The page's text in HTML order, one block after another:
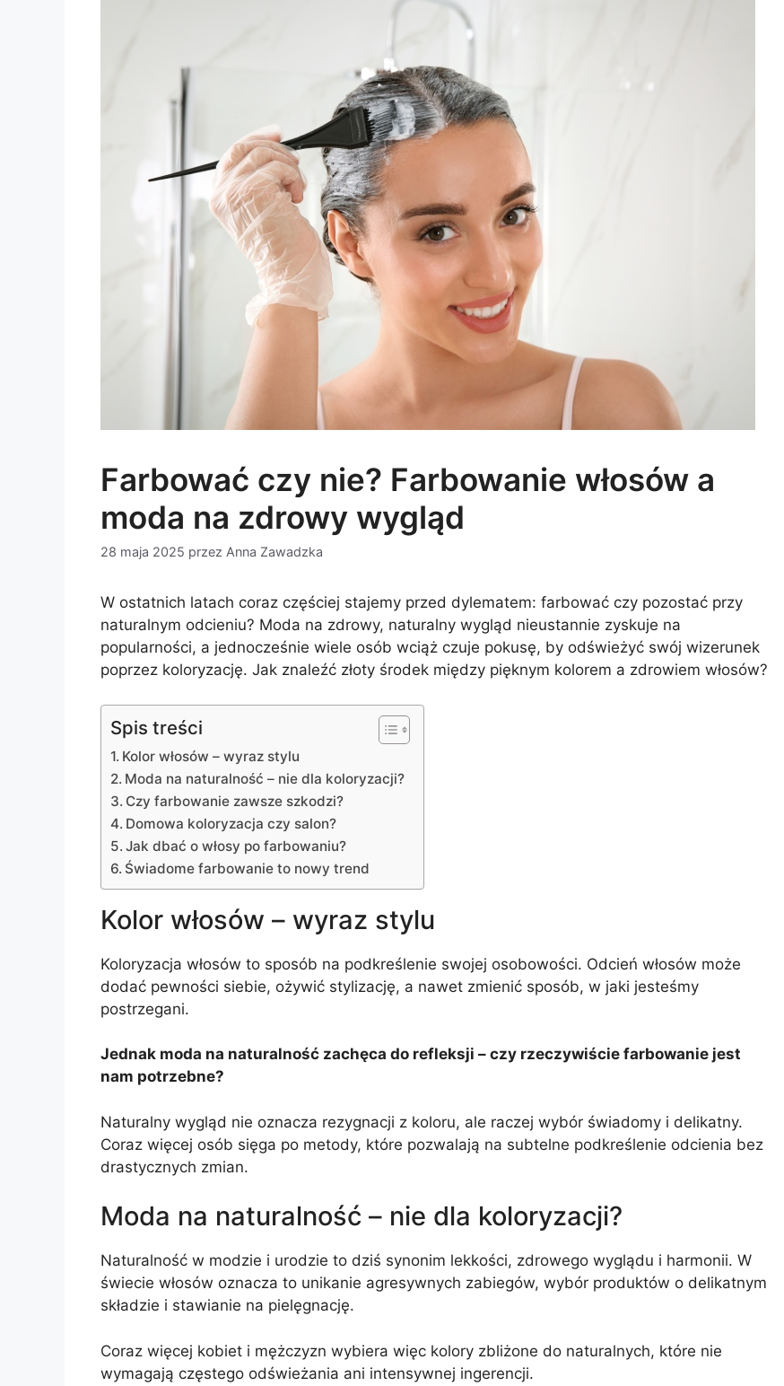
Farbować czy nie? Farbowanie włosów a
moda na zdrowy wygląd
28 maja 2025 przez Anna Zawadzka
W ostatnich latach coraz częściej stajemy przed dylematem: farbować czy pozostać przy
naturalnym odcieniu? Moda na zdrowy, naturalny wygląd nieustannie zyskuje na
popularności, a jednocześnie wiele osób wciąż czuje pokusę, by odświeżyć swój wizerunek
poprzez koloryzację. Jak znaleźć złoty środek między pięknym kolorem a zdrowiem włosów?
Spis treści
Kolor włosów – wyraz stylu
Moda na naturalność – nie dla koloryzacji?
Czy farbowanie zawsze szkodzi?
Domowa koloryzacja czy salon?
Jak dbać o włosy po farbowaniu?
Świadome farbowanie to nowy trend
Kolor włosów – wyraz stylu
Koloryzacja włosów to sposób na podkreślenie swojej osobowości. Odcień włosów może
dodać pewności siebie, ożywić stylizację, a nawet zmienić sposób, w jaki jesteśmy
postrzegani.
Jednak moda na naturalność zachęca do refleksji – czy rzeczywiście farbowanie jest
nam potrzebne?
Naturalny wygląd nie oznacza rezygnacji z koloru, ale raczej wybór świadomy i delikatny.
Coraz więcej osób sięga po metody, które pozwalają na subtelne podkreślenie odcienia bez
drastycznych zmian.
Moda na naturalność – nie dla koloryzacji?
Naturalność w modzie i urodzie to dziś synonim lekkości, zdrowego wyglądu i harmonii. W
świecie włosów oznacza to unikanie agresywnych zabiegów, wybór produktów o delikatnym
składzie i stawianie na pielęgnację.
Coraz więcej kobiet i mężczyzn wybiera więc kolory zbliżone do naturalnych, które nie
wymagają częstego odświeżania ani intensywnej ingerencji.